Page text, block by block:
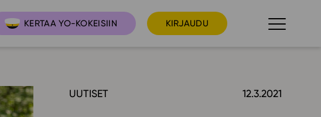
KERTAA YO-KOKEISIIN KIRJAUDU
Ajankohtaista
UUTISET 12.3.2021